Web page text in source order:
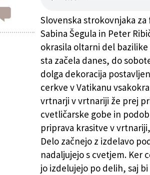
za veliko noč krasita Slovenca
Slovenska strokovnjaka
Sabina Šegula in Peter
okrasila oltarni del
sta začela danes, do
dolga dekoracija
cerkve v Vatikanu
vrtnarji v vrtnariji že prej
cvetličarske gobe in
priprava krasitve v
Delo začnejo z izdelavo
nadaljujejo s cvetjem. Ker
jo izdelujejo po delih, saj